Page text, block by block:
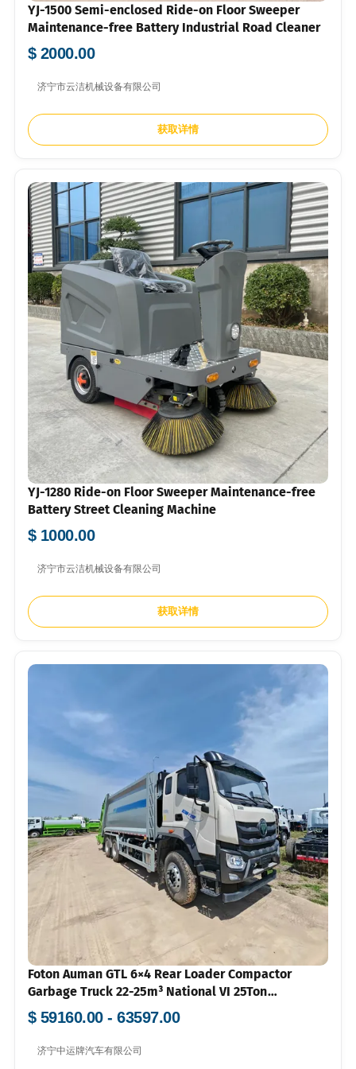
YJ-1500 Semi-enclosed Ride-on Floor Sweeper
Maintenance-free Battery Industrial Road Cleaner
$ 2000.00
济宁市云洁机械设备有限公司
获取详情
YJ-1280 Ride-on Floor Sweeper Maintenance-free
Battery Street Cleaning Machine
$ 1000.00
济宁市云洁机械设备有限公司
获取详情
Foton Auman GTL 6×4 Rear Loader Compactor
Garbage Truck 22-25m³ National VI 25Ton
Municipal Waste Collection Vehicle
$ 59160.00 - 63597.00
济宁中运牌汽车有限公司